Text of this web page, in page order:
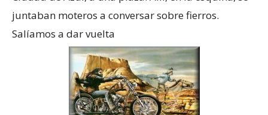
juntaban moteros a conversar sobre fierros.
Salíamos a dar vuelta